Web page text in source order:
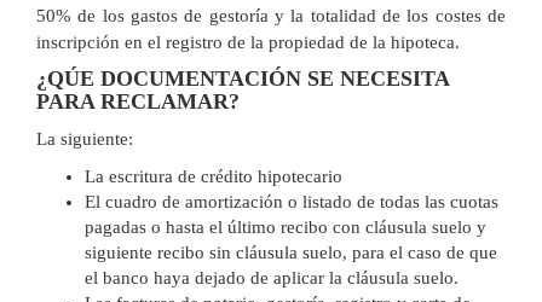
50% de los gastos de gestoría y la totalidad de los costes de
inscripción en el registro de la propiedad de la hipoteca.
¿QÚE DOCUMENTACIÓN SE NECESITA
PARA RECLAMAR?
La siguiente:
La escritura de crédito hipotecario
El cuadro de amortización o listado de todas las cuotas
pagadas o hasta el último recibo con cláusula suelo y
siguiente recibo sin cláusula suelo, para el caso de que
el banco haya dejado de aplicar la cláusula suelo.